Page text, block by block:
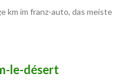
km im franz-auto, das meiste
le-désert